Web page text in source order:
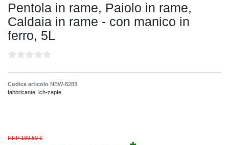
Pentola in rame, Paiolo in rame,
Caldaia in rame - con manico in
ferro, 5L
Codice articolo NEW-8283
fabbricante: ich-zapfe
RRP 189,50 €